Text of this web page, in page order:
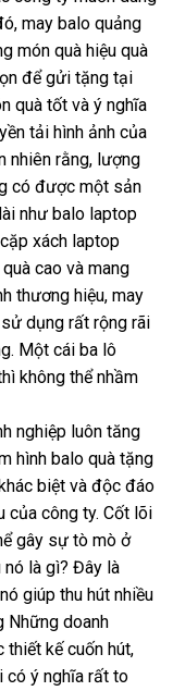
may balo quảng
món quà hiệu quà
để gửi tặng tại
quà tốt và ý nghĩa
tải hình ảnh của
nhiên rằng, lượng
có được một sản
như balo laptop
xách laptop
cao và mang
thương hiệu, may
dụng rất rộng rãi
Một cái ba lô
không thể nhầm
nghiệp luôn tăng
hình balo quà tặng
biệt và độc đáo
của công ty. Cốt lõi
gây sự tò mò ở
là gì? Đây là
giúp thu hút nhiều
Những doanh
kế cuốn hút,
có ý nghĩa rất to